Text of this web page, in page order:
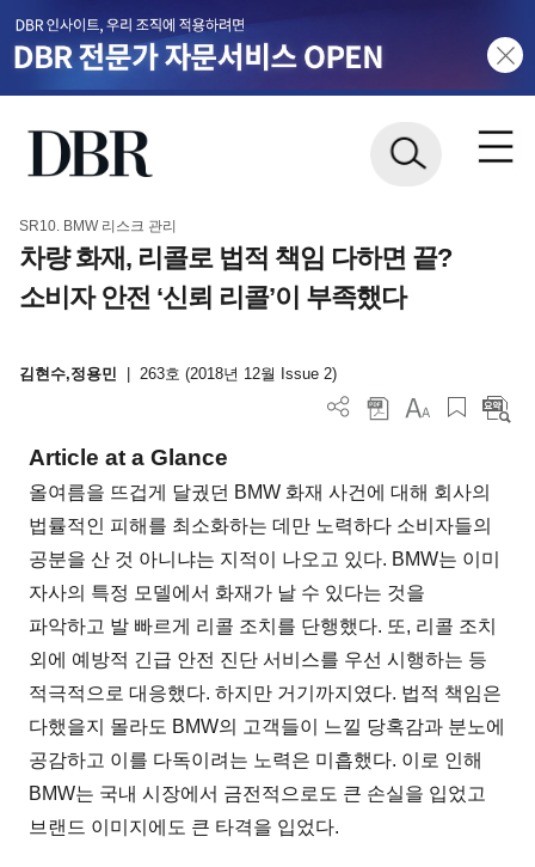
SR10. BMW 리스크 관리
차량 화재, 리콜로 법적 책임 다하면 끝?
소비자 안전 ‘신뢰 리콜’이 부족했다
김현수,정용민 263호 (2018년 12월 Issue 2)
Article at a Glance
올여름을 뜨겁게 달궜던 BMW 화재 사건에 대해 회사의
법률적인 피해를 최소화하는 데만 노력하다 소비자들의
공분을 산 것 아니냐는 지적이 나오고 있다. BMW는 이미
자사의 특정 모델에서 화재가 날 수 있다는 것을
파악하고 발 빠르게 리콜 조치를 단행했다. 또, 리콜 조치
외에 예방적 긴급 안전 진단 서비스를 우선 시행하는 등
적극적으로 대응했다. 하지만 거기까지였다. 법적 책임은
다했을지 몰라도 BMW의 고객들이 느낄 당혹감과 분노에
공감하고 이를 다독이려는 노력은 미흡했다. 이로 인해
BMW는 국내 시장에서 금전적으로도 큰 손실을 입었고
브랜드 이미지에도 큰 타격을 입었다.